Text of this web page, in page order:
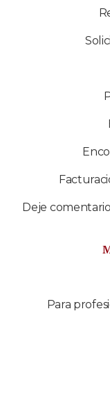
Deje
Para